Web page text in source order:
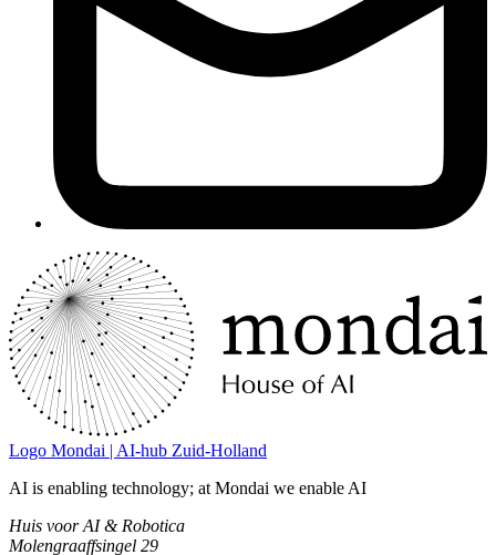
Logo Mondai | AI-hub Zuid-Holland
AI is enabling technology; at Mondai we enable AI
Huis voor AI & Robotica
Molengraaffsingel 29